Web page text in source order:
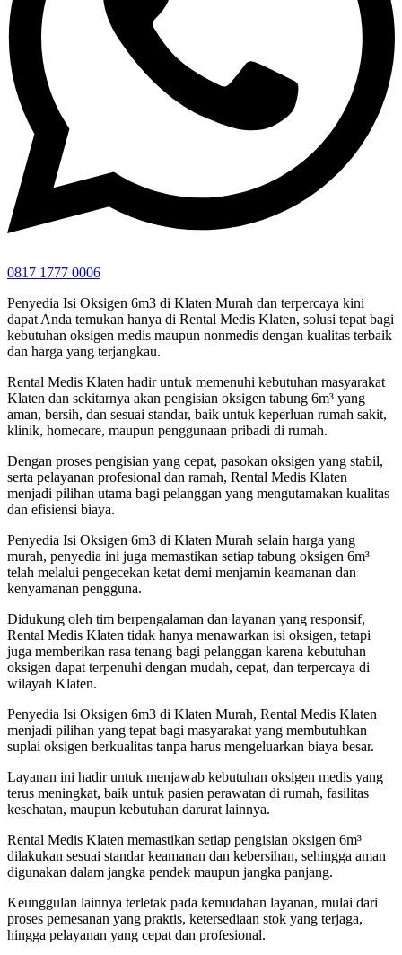
0817 1777 0006
Penyedia Isi Oksigen 6m3 di Klaten Murah dan terpercaya kini
dapat Anda temukan hanya di Rental Medis Klaten, solusi tepat bagi
kebutuhan oksigen medis maupun nonmedis dengan kualitas terbaik
dan harga yang terjangkau.
Rental Medis Klaten hadir untuk memenuhi kebutuhan masyarakat
Klaten dan sekitarnya akan pengisian oksigen tabung 6m³ yang
aman, bersih, dan sesuai standar, baik untuk keperluan rumah sakit,
klinik, homecare, maupun penggunaan pribadi di rumah.
Dengan proses pengisian yang cepat, pasokan oksigen yang stabil,
serta pelayanan profesional dan ramah, Rental Medis Klaten
menjadi pilihan utama bagi pelanggan yang mengutamakan kualitas
dan efisiensi biaya.
Penyedia Isi Oksigen 6m3 di Klaten Murah selain harga yang
murah, penyedia ini juga memastikan setiap tabung oksigen 6m³
telah melalui pengecekan ketat demi menjamin keamanan dan
kenyamanan pengguna.
Didukung oleh tim berpengalaman dan layanan yang responsif,
Rental Medis Klaten tidak hanya menawarkan isi oksigen, tetapi
juga memberikan rasa tenang bagi pelanggan karena kebutuhan
oksigen dapat terpenuhi dengan mudah, cepat, dan terpercaya di
wilayah Klaten.
Penyedia Isi Oksigen 6m3 di Klaten Murah, Rental Medis Klaten
menjadi pilihan yang tepat bagi masyarakat yang membutuhkan
suplai oksigen berkualitas tanpa harus mengeluarkan biaya besar.
Layanan ini hadir untuk menjawab kebutuhan oksigen medis yang
terus meningkat, baik untuk pasien perawatan di rumah, fasilitas
kesehatan, maupun kebutuhan darurat lainnya.
Rental Medis Klaten memastikan setiap pengisian oksigen 6m³
dilakukan sesuai standar keamanan dan kebersihan, sehingga aman
digunakan dalam jangka pendek maupun jangka panjang.
Keunggulan lainnya terletak pada kemudahan layanan, mulai dari
proses pemesanan yang praktis, ketersediaan stok yang terjaga,
hingga pelayanan yang cepat dan profesional.